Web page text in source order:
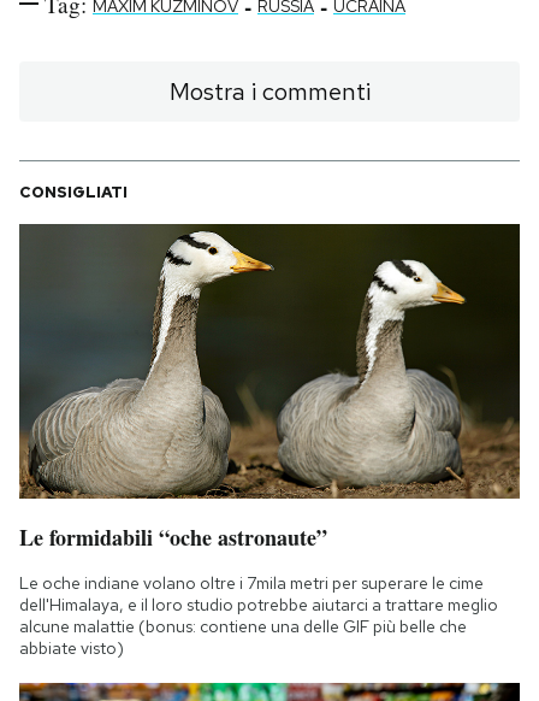
MAXIM KUZMINOV RUSSIA UCRAINA
Mostra i commenti
CONSIGLIATI
Le formidabili “oche astronaute”
Le oche indiane volano oltre i 7mila metri per superare le cime
dell'Himalaya, e il loro studio potrebbe aiutarci a trattare meglio
alcune malattie (bonus: contiene una delle GIF più belle che
abbiate visto)